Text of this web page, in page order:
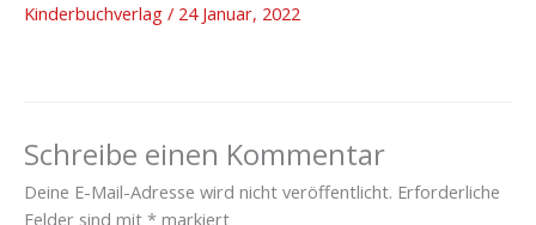
Kinderbuchverlag / 24 Januar, 2022
Schreibe einen Kommentar
Deine E-Mail-Adresse wird nicht veröffentlicht. Erforderliche
Felder sind mit * markiert